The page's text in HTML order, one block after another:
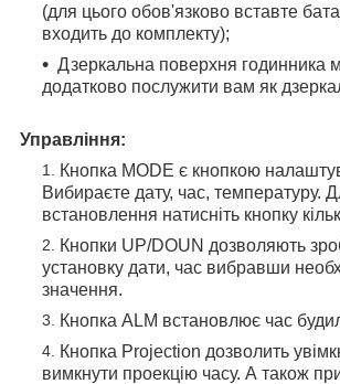
(для цього обов'язково вставте
входить до комплекту);
Дзеркальна поверхня годинника
додатково послужити вам як
Управління:
Кнопка MODE є кнопкою
Вибираєте дату, час, температуру.
встановлення натисніть кнопку
Кнопки UP/DOUN дозволяють
установку дати, час вибравши
значення.
Кнопка ALM встановлює час
Кнопка Projection дозволить
вимкнути проекцію часу. А також